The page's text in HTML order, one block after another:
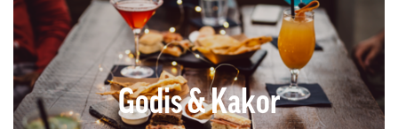
Godis & Kakor